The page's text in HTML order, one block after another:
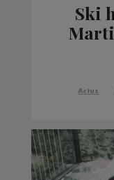
Ski
Actus